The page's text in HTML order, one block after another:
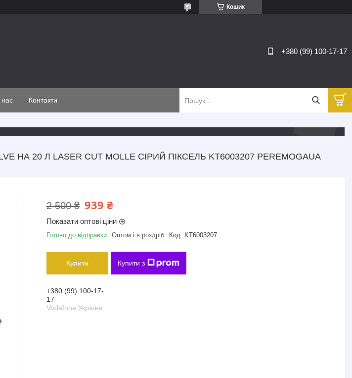
Кошик
+380 (99) 100-17-17
Контакти
НА 20 Л LASER CUT MOLLE СІРИЙ ПІКСЕЛЬ KT6003207 PEREMOGAUA
2 500 ₴ 939 ₴
Показати оптові ціни
Готово до відправки Оптом і в роздріб Код: KT6003207
Купити Купити з
+380 (99) 100-17-
17
Vodafone Україна